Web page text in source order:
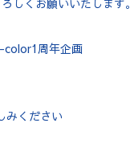
しくお願いいたします。
color1周年企画
みください